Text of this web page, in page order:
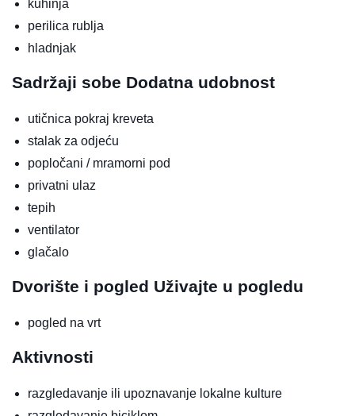
kuhinja
perilica rublja
hladnjak
Sadržaji sobe Dodatna udobnost
utičnica pokraj kreveta
stalak za odjeću
popločani / mramorni pod
privatni ulaz
tepih
ventilator
glačalo
Dvorište i pogled Uživajte u pogledu
pogled na vrt
Aktivnosti
razgledavanje ili upoznavanje lokalne kulture